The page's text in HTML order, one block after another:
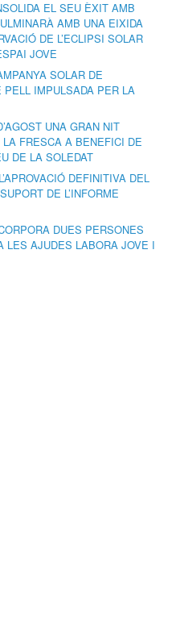
EL SEU ÈXIT AMB
AMB UNA EIXIDA
DE L’ECLIPSI SOLAR
JOVE
SOLAR DE
IMPULSADA PER LA
UNA GRAN NIT
FRESCA A BENEFICI DE
DE LA SOLEDAT
DEFINITIVA DEL
DE L’INFORME
DUES PERSONES
LES AJUDES LABORA JOVE I